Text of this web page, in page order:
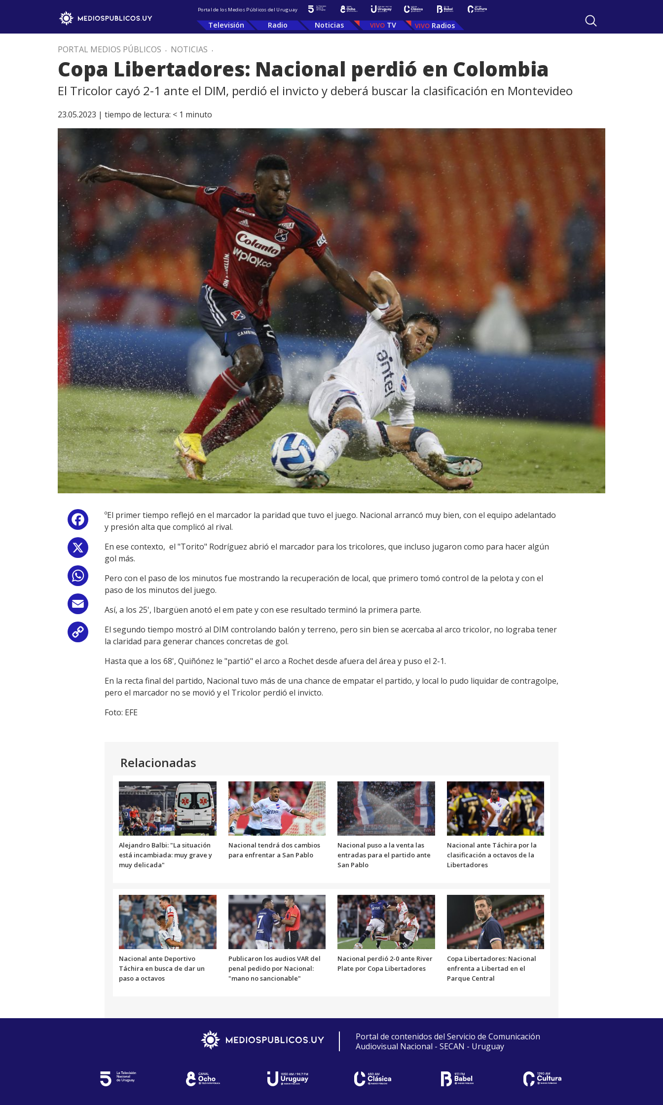
Portal de los Medios Públicos del Uruguay
Televisión Radio Noticias TV Radios
PORTAL MEDIOS PÚBLICOS . NOTICIAS .
Copa Libertadores: Nacional perdió en Colombia
El Tricolor cayó 2-1 ante el DIM, perdió el invicto y deberá buscar la clasificación en Montevideo
23.05.2023 | tiempo de lectura: < 1 minuto
Facebook
WhatsApp
Email
Copy
ºEl primer tiempo reflejó en el marcador la paridad que tuvo el juego. Nacional arrancó muy bien, con el equipo adelantado
y presión alta que complicó al rival.
En ese contexto, el "Torito" Rodríguez abrió el marcador para los tricolores, que incluso jugaron como para hacer algún
gol más.
Pero con el paso de los minutos fue mostrando la recuperación de local, que primero tomó control de la pelota y con el
paso de los minutos del juego.
Así, a los 25', Ibargüen anotó el em pate y con ese resultado terminó la primera parte.
El segundo tiempo mostró al DIM controlando balón y terreno, pero sin bien se acercaba al arco tricolor, no lograba tener
la claridad para generar chances concretas de gol.
Hasta que a los 68', Quiñónez le "partió" el arco a Rochet desde afuera del área y puso el 2-1.
En la recta final del partido, Nacional tuvo más de una chance de empatar el partido, y local lo pudo liquidar de contragolpe,
pero el marcador no se movió y el Tricolor perdió el invicto.
Foto: EFE
Relacionadas
Alejandro Balbi: "La situación
está incambiada: muy grave y
muy delicada"
Nacional tendrá dos cambios
para enfrentar a San Pablo
Nacional puso a la venta las
entradas para el partido ante
San Pablo
Nacional ante Táchira por la
clasificación a octavos de la
Libertadores
Nacional ante Deportivo
Táchira en busca de dar un
paso a octavos
Publicaron los audios VAR del
penal pedido por Nacional:
"mano no sancionable"
Nacional perdió 2-0 ante River
Plate por Copa Libertadores
Copa Libertadores: Nacional
enfrenta a Libertad en el
Parque Central
Portal de contenidos del Servicio de Comunicación
Audiovisual Nacional - SECAN - Uruguay